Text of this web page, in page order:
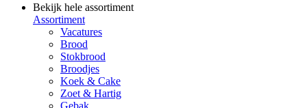
Bekijk hele assortiment
Assortiment
Vacatures
Brood
Stokbrood
Broodjes
Koek & Cake
Zoet & Hartig
Gebak